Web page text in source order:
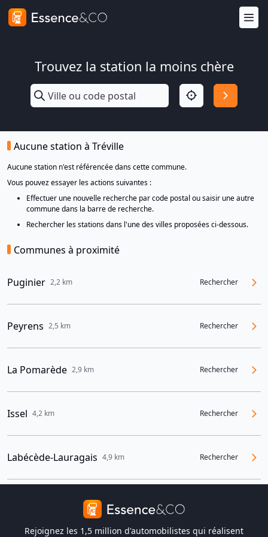
Trouvez la station la moins chère
Aucune station à Tréville
Aucune station n'est référencée dans cette commune.
Vous pouvez essayer les actions suivantes :
Effectuer une nouvelle recherche par code postal ou saisir une autre
commune dans la barre de recherche.
Rechercher les stations dans l'une des villes proposées ci-dessous.
Communes à proximité
Puginier 2,2 km Rechercher
Peyrens 2,5 km Rechercher
La Pomarède 2,9 km Rechercher
Issel 4,2 km Rechercher
Labécède-Lauragais 4,9 km Rechercher
Rejoignez les 1,5 million d'automobilistes qui réalisent